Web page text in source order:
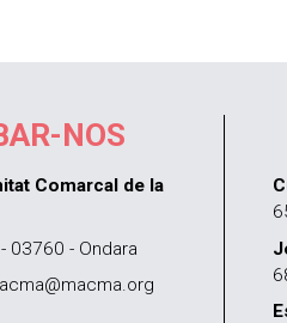
NOS
Comarcal de la
03760 - Ondara